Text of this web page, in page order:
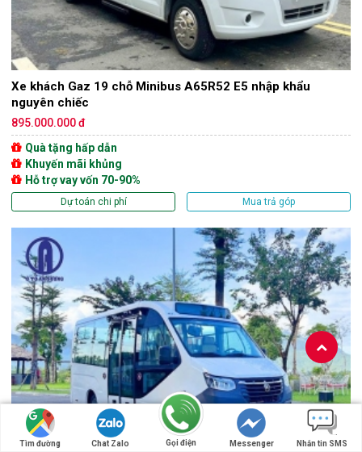
Xe khách Gaz 19 chỗ Minibus A65R52 E5 nhập khẩu
nguyên chiếc
895.000.000 đ
Quà tặng hấp dẫn
Khuyến mãi khủng
Hỗ trợ vay vốn 70-90%
Dự toán chi phí Mua trả góp
Tìm đường Chat Zalo Gọi điện Messenger Nhắn tin SMS